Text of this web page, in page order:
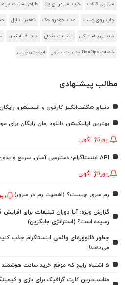
سی پی کالاف خرید سرور اچ پی طراحی سایت در
چاپ روی چسب امداد خودرو جک تعمیرات اپل
صندلی پلاستیکی ایمپلنت دندان دلتا اف ایکس
خدمات DevOps مدیریت سرور انیمیشن چینی
مطالب پیشنهادی
دنیای شگفت‌انگیز کارتون و انیمیشن،
بهترین اپلیکیشن دانلود رمان رایگان برای
رپورتاژ آگهی
API اینستاگرام؛ دسترسی آسان، سریع و بدون محدودیت به اطلاعات اینستاگرام
رپورتاژ آگهی
رم سرور چیست؟ (اهمیت رم در سرور)
گزارش ویژه: آیا دوران تبلیغات برای
رسیده است؟ (استراتژی جایگزین)
چطور فالوورهای واقعی اینستاگرام جذب
می‌دهند!
5 اشتباه رایج که موقع خرید ساعت هوشمند طرح اپل واچ نباید انجام بدید!